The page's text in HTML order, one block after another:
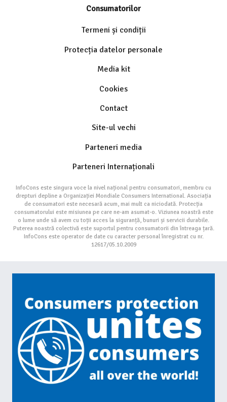
Consumatorilor
Termeni și condiții
Protecția datelor personale
Media kit
Cookies
Contact
Site-ul vechi
Parteneri media
Parteneri Internaționali
InfoCons este singura voce la nivel național pentru consumatori, membru cu
drepturi depline a Organizației Mondiale Consumers International. Asociația
de consumatori este necesară acum, mai mult ca niciodată. Protecția
consumatorului este misiunea pe care ne-am asumat-o. Viziunea noastră este
o lume unde să avem cu toții acces la siguranță, bunuri și servicii durabile.
Puterea noastră colectivă este suportul pentru consumatorii din întreaga țară.
InfoCons este operator de date cu caracter personal înregistrat cu nr.
12617/05.10.2009